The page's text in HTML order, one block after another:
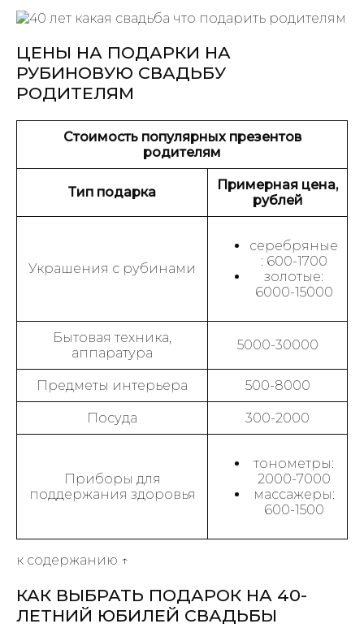
ЦЕНЫ НА ПОДАРКИ НА
РУБИНОВУЮ СВАДЬБУ
РОДИТЕЛЯМ
Стоимость популярных презентов
родителям
Тип подарка
Примерная цена,
рублей
Украшения с рубинами
серебряные
: 600-1700
золотые:
6000-15000
Бытовая техника,
аппаратура
5000-30000
Предметы интерьера 500-8000
Посуда 300-2000
Приборы для
поддержания здоровья
тонометры:
2000-7000
массажеры:
600-1500
к содержанию ↑
КАК ВЫБРАТЬ ПОДАРОК НА 40-
ЛЕТНИЙ ЮБИЛЕЙ СВАДЬБЫ